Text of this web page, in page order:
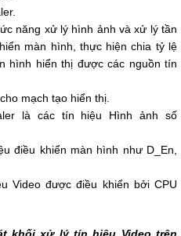
năng xử lý hình ảnh và xử lý tần
màn hình, thực hiện chia tỷ lệ
hình hiển thị được các nguồn tín
mạch tạo hiển thị.
là các tín hiệu Hình ảnh số
điều khiển màn hình như D_En,
Video được điều khiển bởi CPU
khối xử lý tín hiệu Video trên